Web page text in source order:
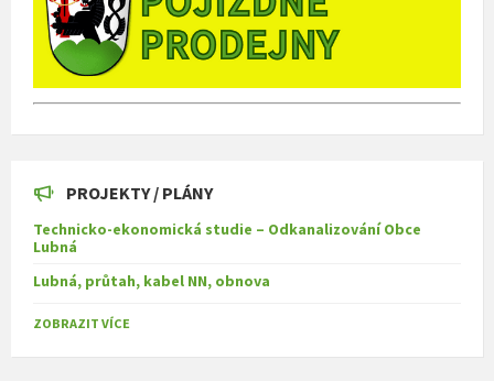
PROJEKTY / PLÁNY
Technicko-ekonomická studie – Odkanalizování Obce
Lubná
Lubná, průtah, kabel NN, obnova
ZOBRAZIT VÍCE